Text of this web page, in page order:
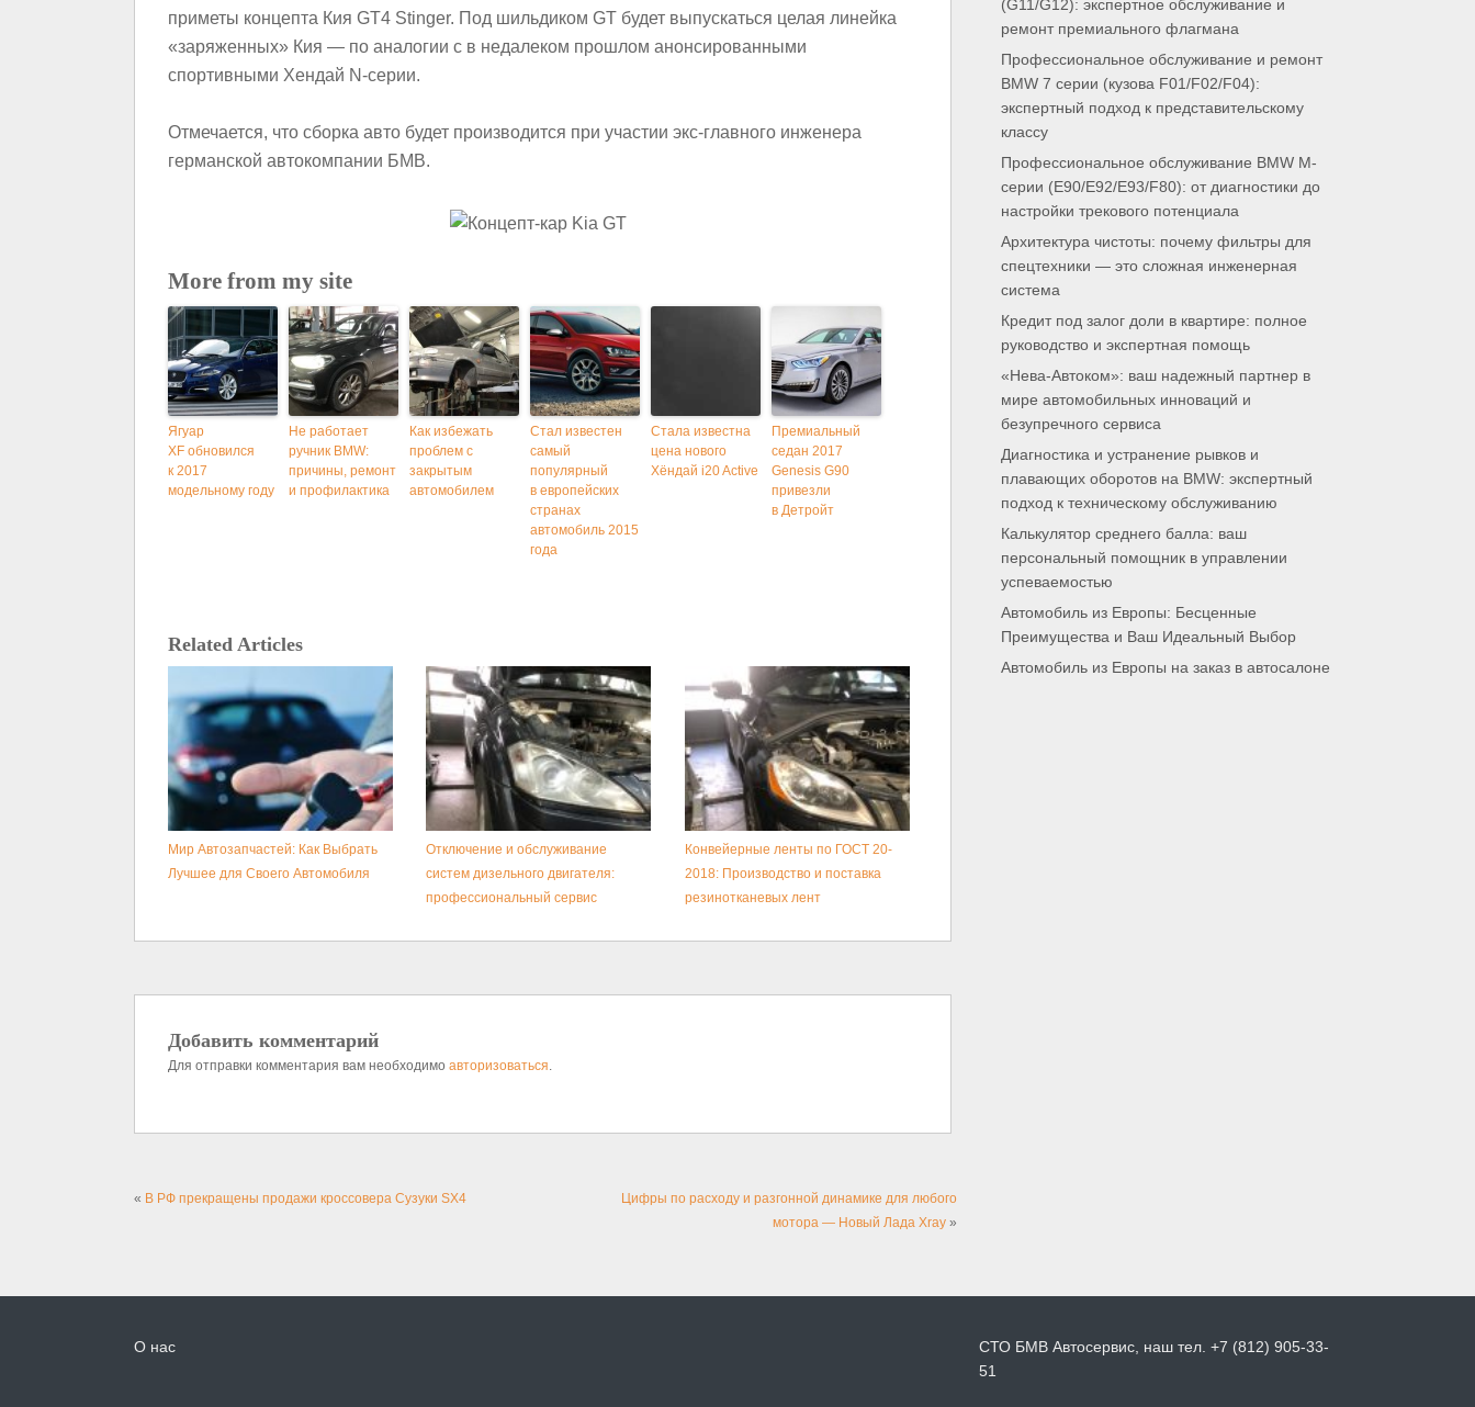
приметы концепта Кия GT4 Stinger. Под шильдиком GT будет выпускаться целая линейка
«заряженных» Кия — по аналогии с в недалеком прошлом анонсированными
спортивными Хендай N-серии.
Отмечается, что сборка авто будет производится при участии экс-главного инженера
германской автокомпании БМВ.
More from my site
Ягуар
XF обновился
к 2017
модельному году
Не работает
ручник BMW:
причины, ремонт
и профилактика
Как избежать
проблем с
закрытым
автомобилем
Стал известен
самый
популярный
в европейских
странах
автомобиль 2015
года
Стала известна
цена нового
Хёндай i20 Active
Премиальный
седан 2017
Genesis G90
привезли
в Детройт
Related Articles
Мир Автозапчастей: Как Выбрать
Лучшее для Своего Автомобиля
Отключение и обслуживание
систем дизельного двигателя:
профессиональный сервис
Конвейерные ленты по ГОСТ 20-
2018: Производство и поставка
резинотканевых лент
Добавить комментарий
Для отправки комментария вам необходимо авторизоваться.
« В РФ прекращены продажи кроссовера Сузуки SX4
Цифры по расходу и разгонной динамике для любого
мотора — Новый Лада Xray »
(G11/G12): экспертное обслуживание и
ремонт премиального флагмана
Профессиональное обслуживание и ремонт
BMW 7 серии (кузова F01/F02/F04):
экспертный подход к представительскому
классу
Профессиональное обслуживание BMW M-
серии (E90/E92/E93/F80): от диагностики до
настройки трекового потенциала
Архитектура чистоты: почему фильтры для
спецтехники — это сложная инженерная
система
Кредит под залог доли в квартире: полное
руководство и экспертная помощь
«Нева-Автоком»: ваш надежный партнер в
мире автомобильных инноваций и
безупречного сервиса
Диагностика и устранение рывков и
плавающих оборотов на BMW: экспертный
подход к техническому обслуживанию
Калькулятор среднего балла: ваш
персональный помощник в управлении
успеваемостью
Автомобиль из Европы: Бесценные
Преимущества и Ваш Идеальный Выбор
Автомобиль из Европы на заказ в автосалоне
О нас
СТО БМВ Автосервис, наш тел. +7 (812) 905-33-
51